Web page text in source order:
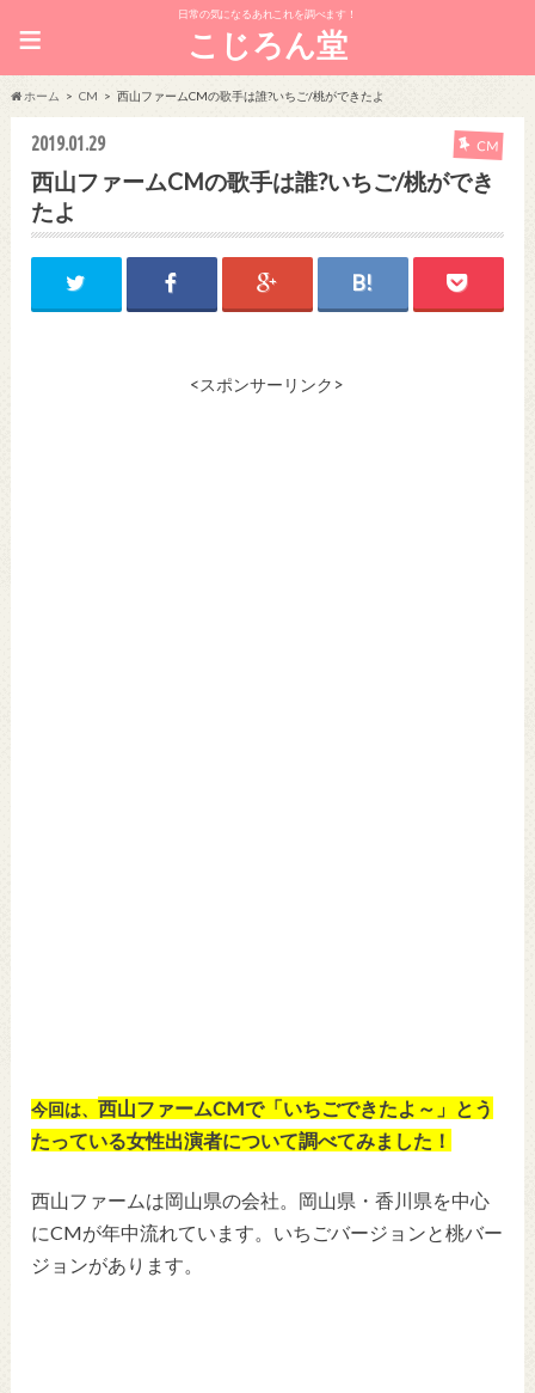
日常の気になるあれこれを調べます！
こじろん堂
≡
ホーム CM 西山ファームCMの歌手は誰?いちご/桃ができたよ
2019.01.29 CM
西山ファームCMの歌手は誰?いちご/桃ができ
たよ
<スポンサーリンク>
今回は、西山ファームCMで「いちごできたよ～」とう
たっている女性出演者について調べてみました！
西山ファームは岡山県の会社。岡山県・香川県を中心
にCMが年中流れています。いちごバージョンと桃バー
ジョンがあります。